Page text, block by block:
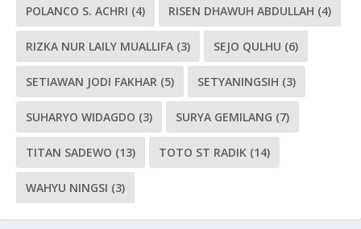
POLANCO S. ACHRI (4) RISEN DHAWUH ABDULLAH (4)
RIZKA NUR LAILY MUALLIFA (3) SEJO QULHU (6)
SETIAWAN JODI FAKHAR (5) SETYANINGSIH (3)
SUHARYO WIDAGDO (3) SURYA GEMILANG (7)
TITAN SADEWO (13) TOTO ST RADIK (14)
WAHYU NINGSI (3)